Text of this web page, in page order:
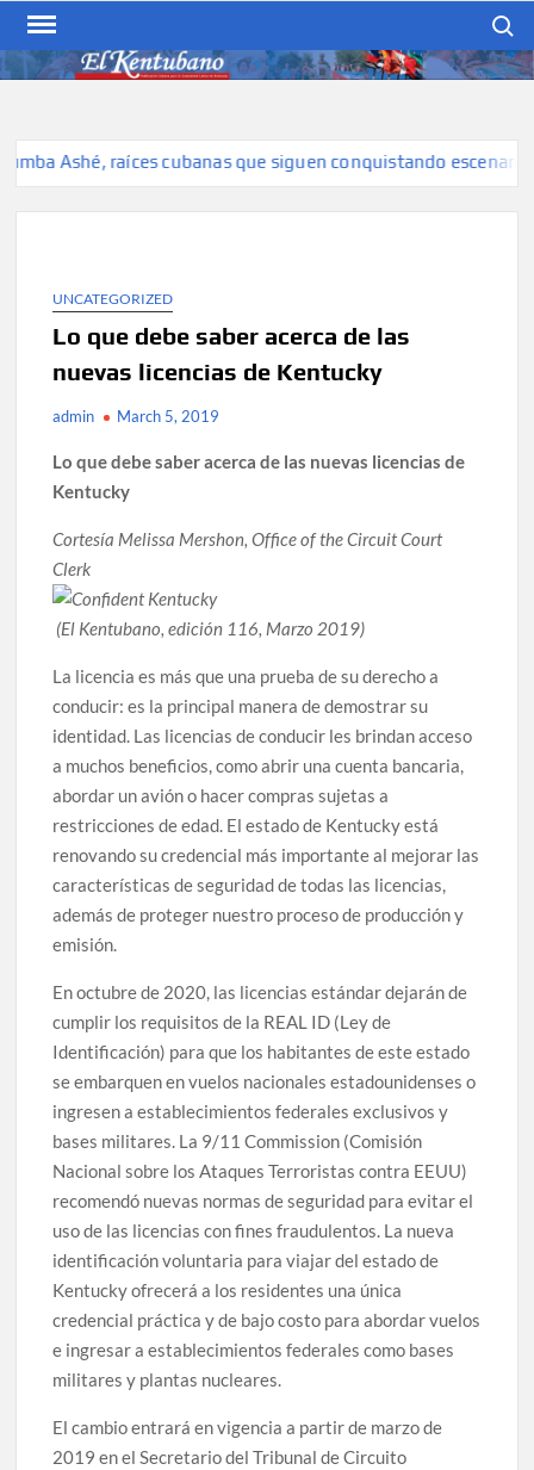
Skip
content
hispana de Kentucky
Ashé, raíces cubanas que siguen conquistando escenarios
UNCATEGORIZED
Lo que debe saber acerca de las
nuevas licencias de Kentucky
admin March 5, 2019
Lo que debe saber acerca de las nuevas licencias de
Kentucky
Cortesía Melissa Mershon, Office of the Circuit Court
Clerk
(El Kentubano, edición 116, Marzo 2019)
La licencia es más que una prueba de su derecho a
conducir: es la principal manera de demostrar su
identidad. Las licencias de conducir les brindan acceso
a muchos beneficios, como abrir una cuenta bancaria,
abordar un avión o hacer compras sujetas a
restricciones de edad. El estado de Kentucky está
renovando su credencial más importante al mejorar las
características de seguridad de todas las licencias,
además de proteger nuestro proceso de producción y
emisión.
En octubre de 2020, las licencias estándar dejarán de
cumplir los requisitos de la REAL ID (Ley de
Identificación) para que los habitantes de este estado
se embarquen en vuelos nacionales estadounidenses o
ingresen a establecimientos federales exclusivos y
bases militares. La 9/11 Commission (Comisión
Nacional sobre los Ataques Terroristas contra EEUU)
recomendó nuevas normas de seguridad para evitar el
uso de las licencias con fines fraudulentos. La nueva
identificación voluntaria para viajar del estado de
Kentucky ofrecerá a los residentes una única
credencial práctica y de bajo costo para abordar vuelos
e ingresar a establecimientos federales como bases
militares y plantas nucleares.
El cambio entrará en vigencia a partir de marzo de
2019 en el Secretario del Tribunal de Circuito